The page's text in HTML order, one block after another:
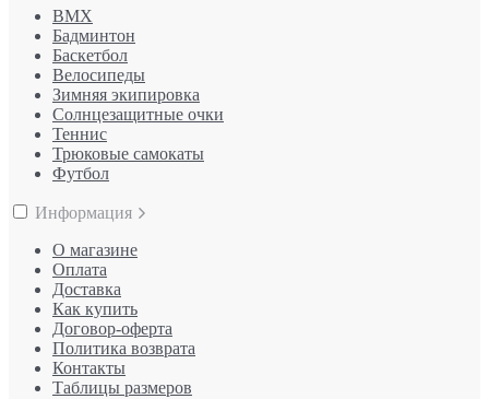
BMX
Бадминтон
Баскетбол
Велосипеды
Зимняя экипировка
Солнцезащитные очки
Теннис
Трюковые самокаты
Футбол
Информация
О магазине
Оплата
Доставка
Как купить
Договор-оферта
Политика возврата
Контакты
Таблицы размеров